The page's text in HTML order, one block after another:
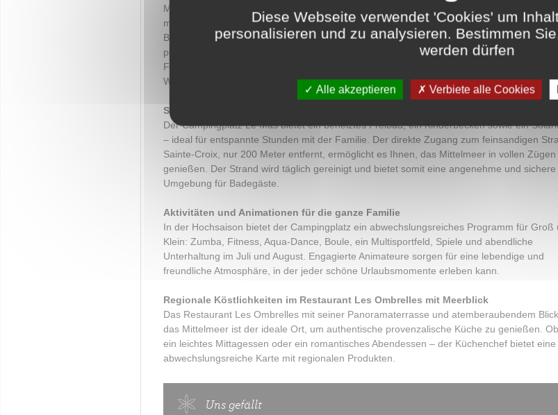
Mas hat für jeden das Passende. Es stehen zahlreiche Mietmöglichkeiten zur Verfügung,
modernen Mobilheimen bis hin zu komplett ausgestatteten Chalets mit WLAN und
Bettwäscheverleih – für 2 bis 6 Personen. Jede Unterkunft verfügt über eine private
perfekt, um die milden provenzalischen Abende zu genießen.
Für traditionelle Camper gibt es großzügige Stellplätze für Zelte, Wohnwagen und
Wohnmobile. Diese sind sorgfältig angelegt, um Komfort und Privatsphäre zu garantieren.
Schwimmbäder für alle und direkter Zugang zum Strand
Der Campingplatz Le Mas bietet ein beheiztes Freibad, ein Kinderbecken sowie ein
– ideal für entspannte Stunden mit der Familie. Der direkte Zugang zum feinsandigen
Sainte-Croix, nur 200 Meter entfernt, ermöglicht es Ihnen, das Mittelmeer in vollen Zügen
genießen. Der Strand wird täglich gereinigt und bietet somit eine angenehme und sichere
Umgebung für Badegäste.
Aktivitäten und Animationen für die ganze Familie
In der Hochsaison bietet der Campingplatz ein abwechslungsreiches Programm für Groß
Klein: Zumba, Fitness, Aqua-Dance, Boule, ein Multisportfeld, Spiele und abendliche
Unterhaltung im Juli und August. Engagierte Animateure sorgen für eine lebendige und
freundliche Atmosphäre, in der jeder schöne Urlaubsmomente erleben kann.
Regionale Köstlichkeiten im Restaurant Les Ombrelles mit Meerblick
Das Restaurant Les Ombrellesmit seiner Panoramaterrasse und atemberaubendem
das Mittelmeer ist der ideale Ort, um authentische provenzalische Küche zu genießen.
ein leichtes Mittagessen oder ein romantisches Abendessen – der Küchenchef bietet eine
abwechslungsreiche Karte mit regionalen Produkten.
Uns gefällt
Diese Webseite verwendet 'Cookies' um
personalisieren und zu analysieren. Bestimmen
werden dürfen
Alle akzeptieren Verbiete alle Cookies